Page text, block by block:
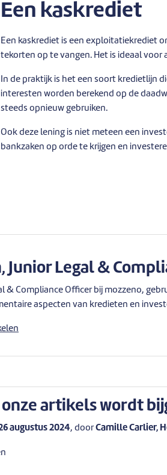
Een kaskrediet
Een kaskrediet is een exploitatiekrediet
tekorten op te vangen. Het is ideaal voor
In de praktijk is het een soort kredietlijn
interesten worden berekend op de
steeds opnieuw gebruiken.
Ook deze lening is niet meteen een
bankzaken op orde te krijgen en
Junior Legal &
& Compliance Officer bij mozzeno,
aspecten van kredieten en
onze artikels wordt
augustus 2024, doorCamille Carlier,